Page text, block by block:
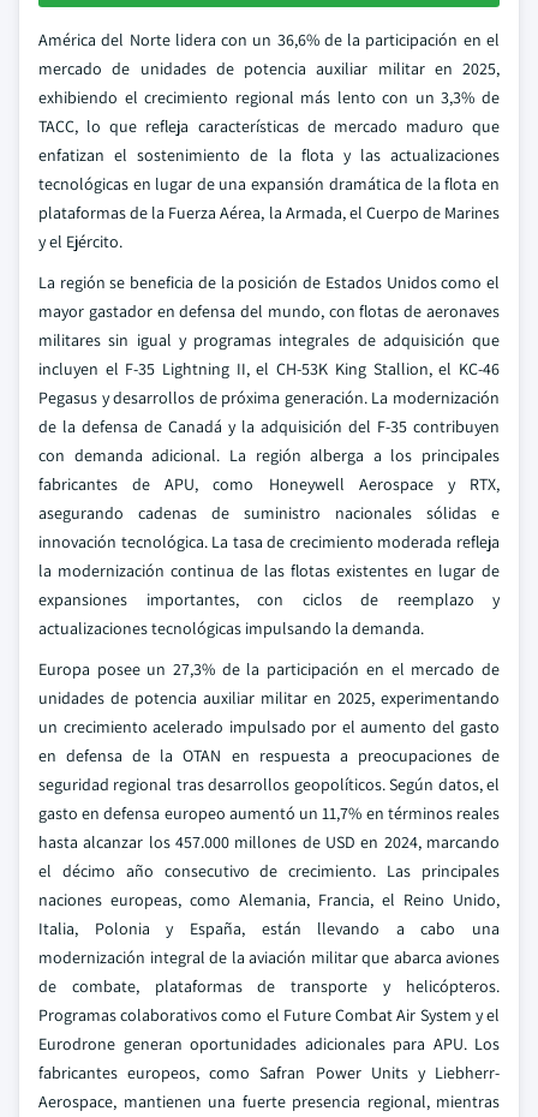
América del Norte lidera con un 36,6% de la participación en el
mercado de unidades de potencia auxiliar militar en 2025,
exhibiendo el crecimiento regional más lento con un 3,3% de
TACC, lo que refleja características de mercado maduro que
enfatizan el sostenimiento de la flota y las actualizaciones
tecnológicas en lugar de una expansión dramática de la flota en
plataformas de la Fuerza Aérea, la Armada, el Cuerpo de Marines
y el Ejército.
La región se beneficia de la posición de Estados Unidos como el
mayor gastador en defensa del mundo, con flotas de aeronaves
militares sin igual y programas integrales de adquisición que
incluyen el F-35 Lightning II, el CH-53K King Stallion, el KC-46
Pegasus y desarrollos de próxima generación. La modernización
de la defensa de Canadá y la adquisición del F-35 contribuyen
con demanda adicional. La región alberga a los principales
fabricantes de APU, como Honeywell Aerospace y RTX,
asegurando cadenas de suministro nacionales sólidas e
innovación tecnológica. La tasa de crecimiento moderada refleja
la modernización continua de las flotas existentes en lugar de
expansiones importantes, con ciclos de reemplazo y
actualizaciones tecnológicas impulsando la demanda.
Europa posee un 27,3% de la participación en el mercado de
unidades de potencia auxiliar militar en 2025, experimentando
un crecimiento acelerado impulsado por el aumento del gasto
en defensa de la OTAN en respuesta a preocupaciones de
seguridad regional tras desarrollos geopolíticos. Según datos, el
gasto en defensa europeo aumentó un 11,7% en términos reales
hasta alcanzar los 457.000 millones de USD en 2024, marcando
el décimo año consecutivo de crecimiento. Las principales
naciones europeas, como Alemania, Francia, el Reino Unido,
Italia, Polonia y España, están llevando a cabo una
modernización integral de la aviación militar que abarca aviones
de combate, plataformas de transporte y helicópteros.
Programas colaborativos como el Future Combat Air System y el
Eurodrone generan oportunidades adicionales para APU. Los
fabricantes europeos, como Safran Power Units y Liebherr-
Aerospace, mantienen una fuerte presencia regional, mientras